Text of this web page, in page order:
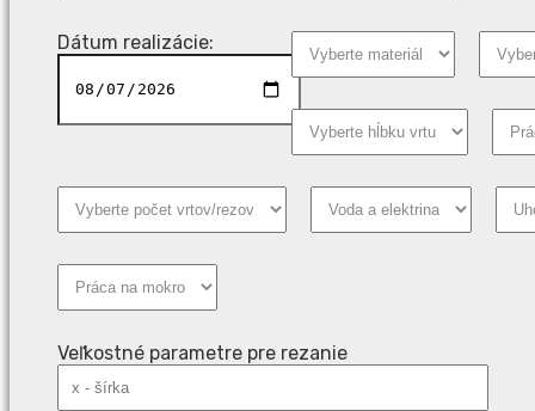
Dátum realizácie:
Veľkostné parametre pre rezanie